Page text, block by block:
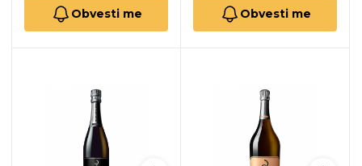
Obvesti me Obvesti me